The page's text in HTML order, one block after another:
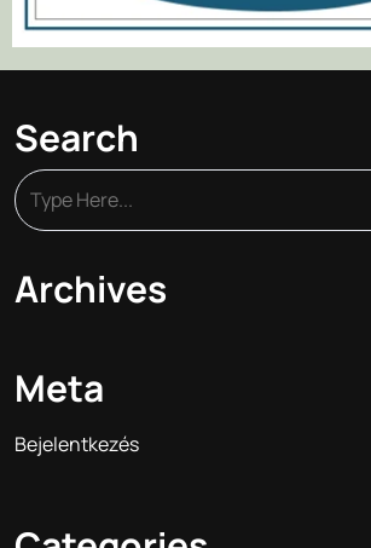
Search
Archives
Meta
Bejelentkezés